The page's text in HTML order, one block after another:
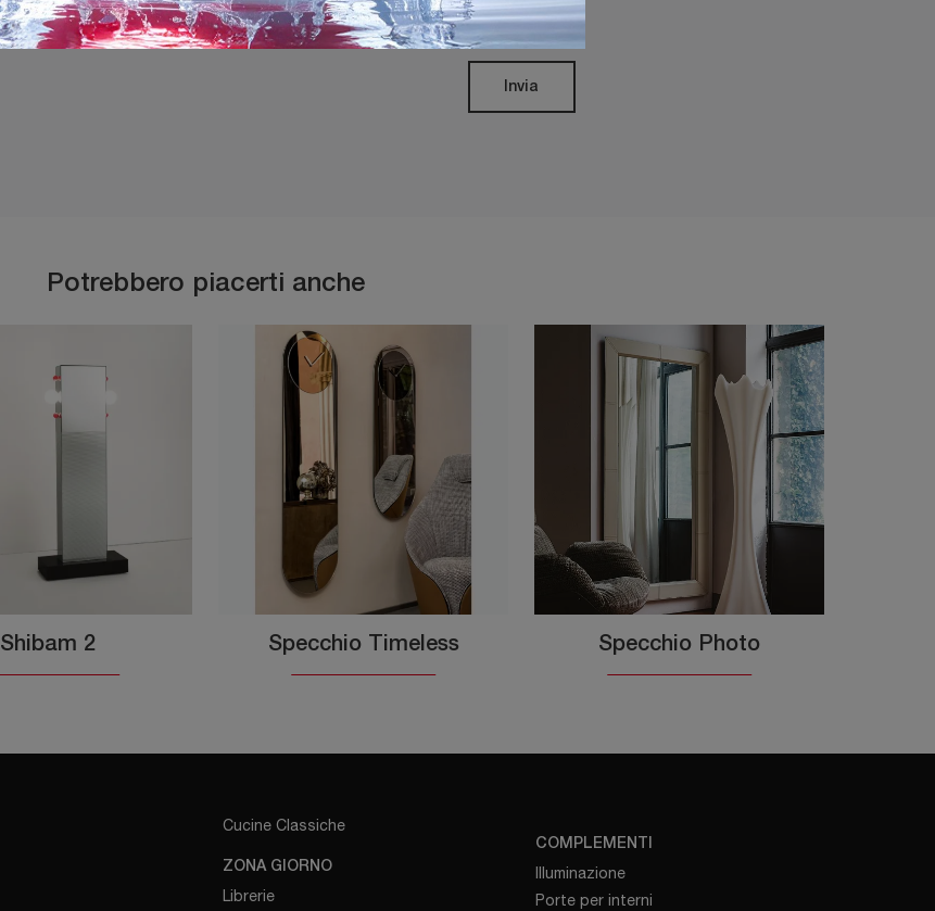
Ho preso visione dellaPrivacy Policy
Invia
Potrebbero piacerti anche
Shibam 2 Specchio Timeless Specchio Photo
Cucine Classiche
ZONA GIORNO
Librerie
COMPLEMENTI
Illuminazione
Porte per interni